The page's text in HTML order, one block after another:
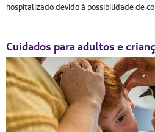
hospitalizado devido à possibilidade de
Cuidados para adultos e